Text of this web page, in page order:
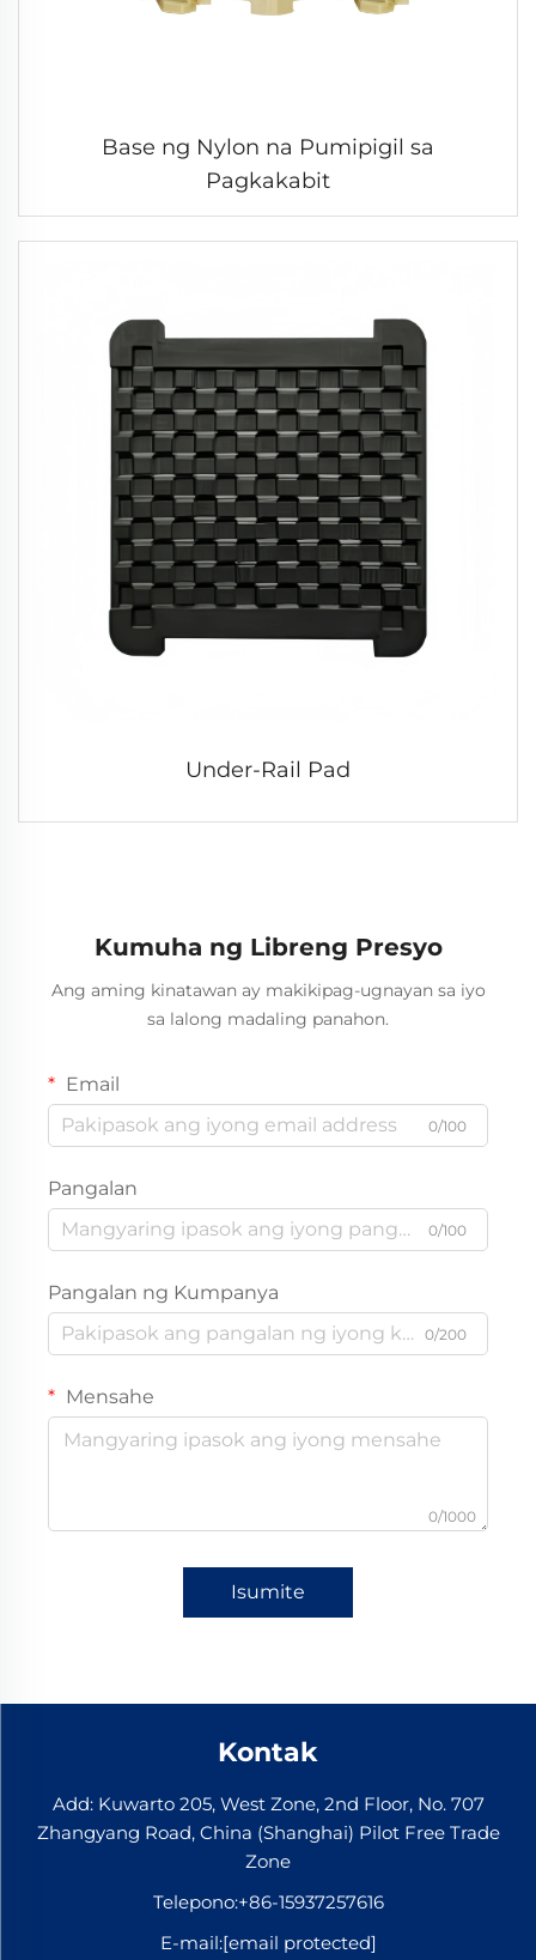
Base ng Nylon na Pumipigil sa
Pagkakabit
Under-Rail Pad
Kumuha ng Libreng Presyo
Ang aming kinatawan ay makikipag-ugnayan sa iyo
sa lalong madaling panahon.
Email
0/100
Pangalan
0/100
Pangalan ng Kumpanya
0/200
Mensahe
0/1000
Isumite
Kontak
Add: Kuwarto 205, West Zone, 2nd Floor, No. 707
Zhangyang Road, China (Shanghai) Pilot Free Trade
Zone
Telepono:+86-15937257616
E-mail:[email protected]